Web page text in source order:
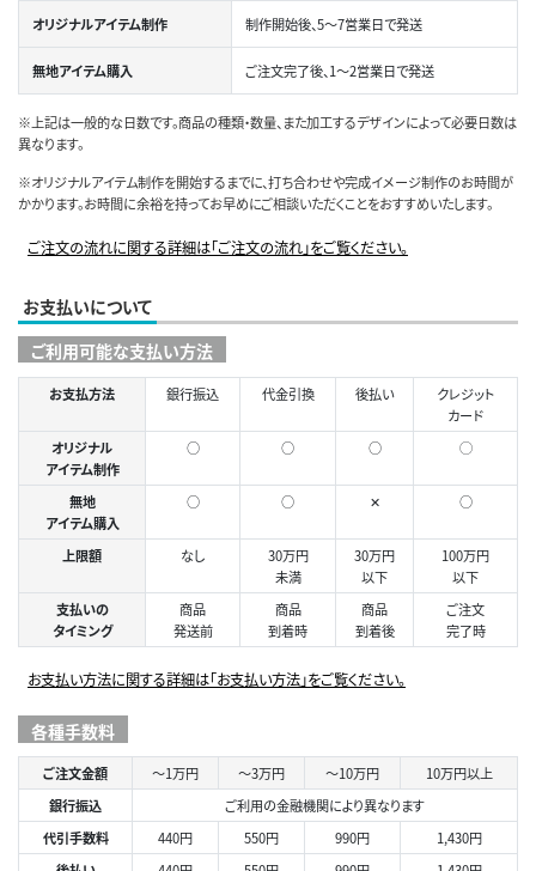
オリジナルアイテム制作 制作開始後、5～7営業日で発送
無地アイテム購入 ご注文完了後、1～2営業日で発送
※上記は一般的な日数です。商品の種類・数量、また加工するデザインによって必要日数は
異なります。
※オリジナルアイテム制作を開始するまでに、打ち合わせや完成イメージ制作のお時間が
かかります。お時間に余裕を持ってお早めにご相談いただくことをおすすめいたします。
ご注文の流れに関する詳細は「ご注文の流れ」をご覧ください。
お支払いについて
ご利用可能な支払い方法
お支払方法 銀行振込 代金引換 後払い
クレジット
カード
オリジナル
アイテム制作
○ ○ ○ ◯
無地
アイテム購入
○ ○ ✕ ○
上限額 なし
30万円
未満
30万円
以下
100万円
以下
支払いの
タイミング
商品
発送前
商品
到着時
商品
到着後
ご注文
完了時
お支払い方法に関する詳細は「お支払い方法」をご覧ください。
各種手数料
ご注文金額 ～1万円 ～3万円 ～10万円
10万円以上
銀行振込
ご利用の金融機関により異なります
代引手数料
440円 550円 990円
1,430円